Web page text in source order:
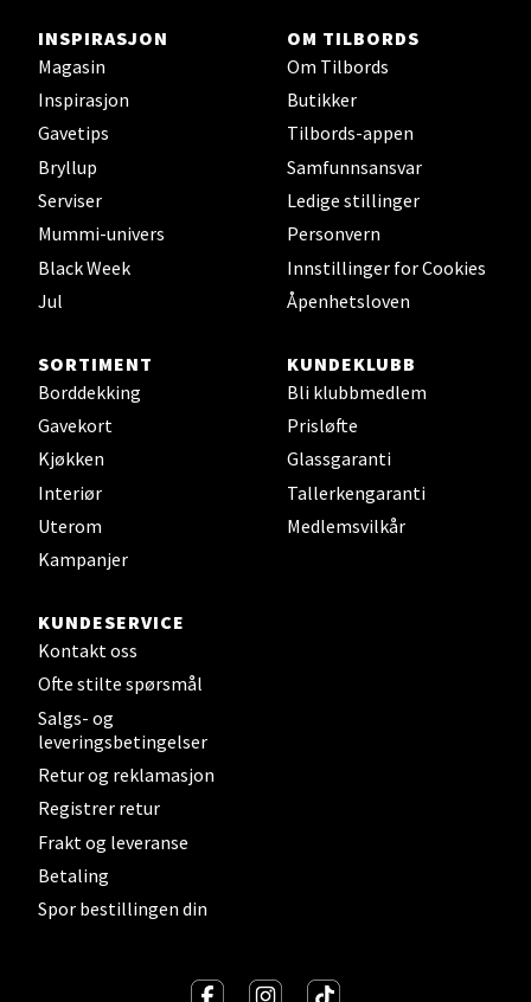
INSPIRASJON
Magasin
Inspirasjon
Gavetips
Bryllup
Serviser
Mummi-univers
Black Week
Jul
OM TILBORDS
Om Tilbords
Butikker
Tilbords-appen
Samfunnsansvar
Ledige stillinger
Personvern
Innstillinger for Cookies
Åpenhetsloven
SORTIMENT
Borddekking
Gavekort
Kjøkken
Interiør
Uterom
Kampanjer
KUNDEKLUBB
Bli klubbmedlem
Prisløfte
Glassgaranti
Tallerkengaranti
Medlemsvilkår
KUNDESERVICE
Kontakt oss
Ofte stilte spørsmål
Salgs- og
leveringsbetingelser
Retur og reklamasjon
Registrer retur
Frakt og leveranse
Betaling
Spor bestillingen din
Karmsund - Thon Senter Oasen
Austbøvegen 16, 5542 Karmsund
Åpningstider ikke tilgjengelig
Velg
Stavanger og Sandnes - Kilden
Senter
Gartnerveien 16, 4016 Stavanger
Åpent i dag 10-20
Stavanger og Sandnes - Kvadrat
Gamle Stokkavei 1, 4313 Sandnes
Åpent i dag 10-21